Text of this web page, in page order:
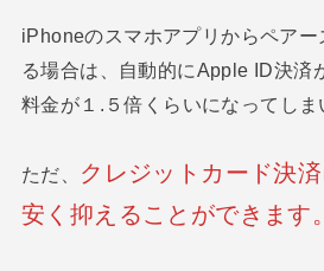
iPhoneのスマホアプリからペア
る場合は、自動的にApple ID決済
料金が１.５倍くらいになってしま
ただ、
クレジットカード決
安く抑えることができます。